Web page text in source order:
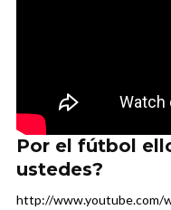
Por el fútbol
ustedes?
http://www.youtube.com/